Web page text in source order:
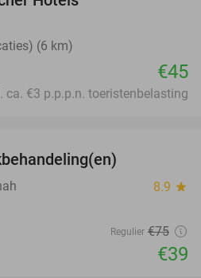
(6 km)
€45
ca. €3 p.p.p.n. toeristenbelasting
8.9 star
Regulier €75
€39